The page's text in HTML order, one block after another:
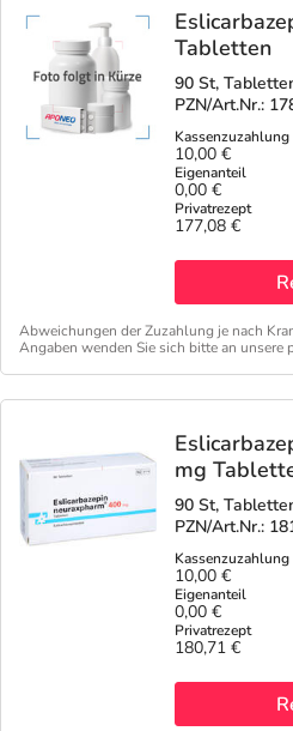
Tabletten
90 St,
PZN/Art.Nr.:
10,00 €
0,00 €
177,08 €
Abweichungen der Zuzahlung je nach
Angaben wenden Sie sich bitte an unsere
mg
90 St,
PZN/Art.Nr.:
10,00 €
0,00 €
180,71 €